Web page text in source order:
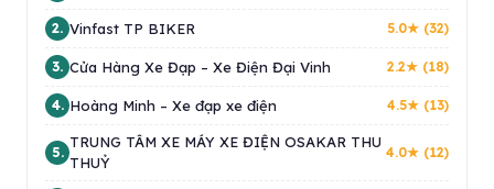
2. Vinfast TP BIKER 5.0★ (32)
3. Cửa Hàng Xe Đạp – Xe Điện Đại Vinh 2.2★ (18)
4. Hoàng Minh – Xe đạp xe điện 4.5★ (13)
5.
TRUNG TÂM XE MÁY XE ĐIỆN OSAKAR THU
THUỶ
4.0★ (12)